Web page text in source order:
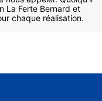
La Ferte Bernard et
chaque réalisation.